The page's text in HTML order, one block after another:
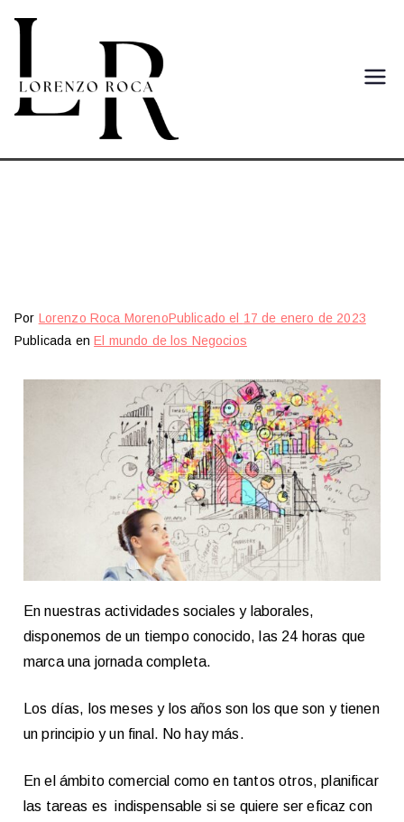
Roca
Por Lorenzo Roca MorenoPublicado el 17 de enero de 2023
Publicada enEl mundo de los Negocios
En nuestras actividades sociales y laborales,
disponemos de un tiempo conocido, las 24 horas que
marca una jornada completa.
Los días, los meses y los años son los que son y tienen
un principio y un final. No hay más.
En el ámbito comercial como en tantos otros, planificar
las tareas es indispensable si se quiere ser eficaz con